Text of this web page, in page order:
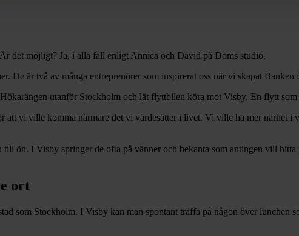
det möjligt? Ja, i alla fall enligt Annica och David på Doms studio.
De är två av många entreprenörer som inspirerat oss när vi skapat
utanför Stockholm och lät flyttbilen köra mot Visby. En flytt
vi ville komma närmare det vi värdesätter i livet. Vi ville ha mer närhet
ön. I Visby springer de ofta på vänner och bekanta som antingen vill hitta
ort
som Stockholm. I Visby kan man spontant träffa på någon över lunchen